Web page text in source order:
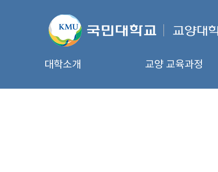
대학소개 교양 교육과정